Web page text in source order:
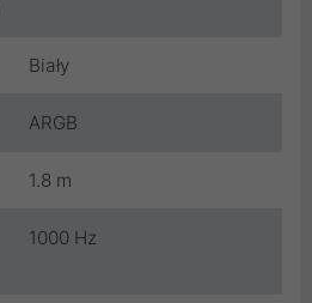
Biały
ARGB
1.8 m
1000 Hz